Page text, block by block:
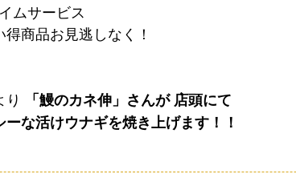
ムサービス
商品お見逃しなく！
「鰻のカネ伸」さんが 店頭にて
な活けウナギを焼き上げます！！